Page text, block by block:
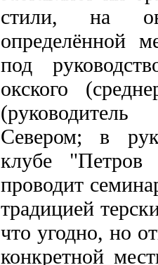
стили, на
определённой
под
окского
Севером; в
клубе "Петров
проводит
традицией
что угодно, но
конкретной